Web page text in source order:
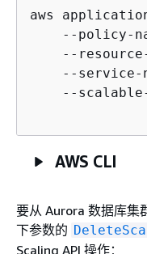
aws
--policy-
--
--
--
AWS CLI
要从 Aurora 数据库集
下参数的
Scaling API 操作：